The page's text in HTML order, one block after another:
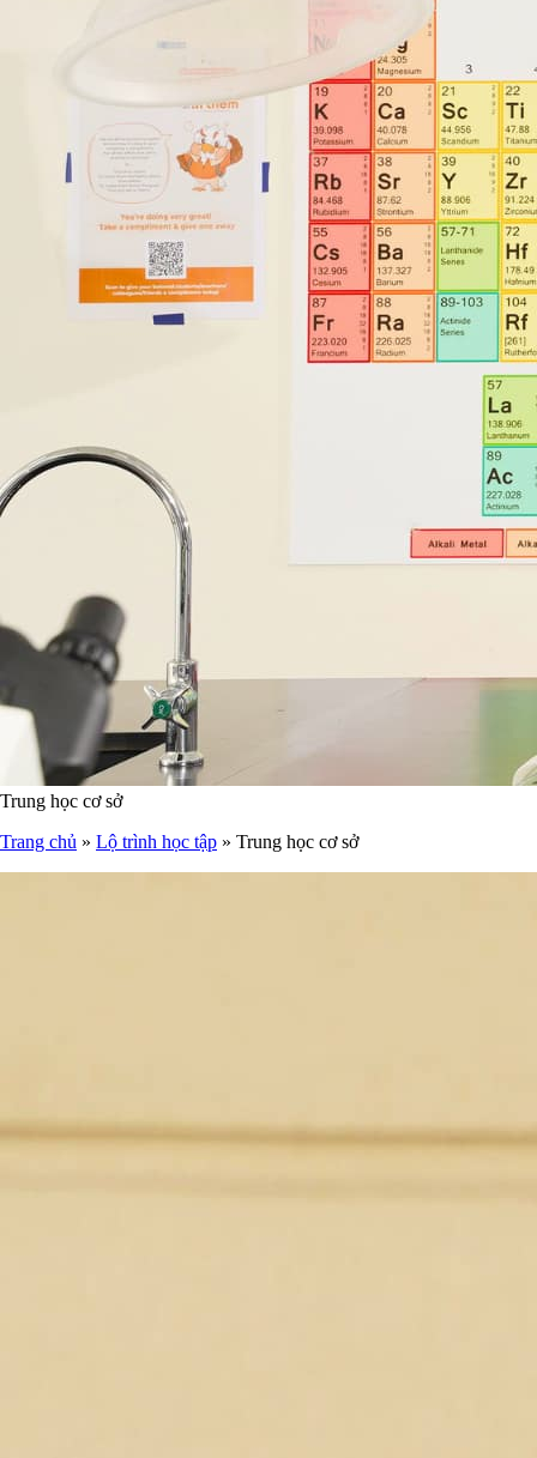
Trung học cơ sở
Trang chủ » Lộ trình học tập » Trung học cơ sở